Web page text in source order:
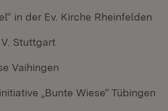
in der Ev. Kirche Rheinfelden
Stuttgart
Vaihingen
„Bunte Wiese“ Tübingen